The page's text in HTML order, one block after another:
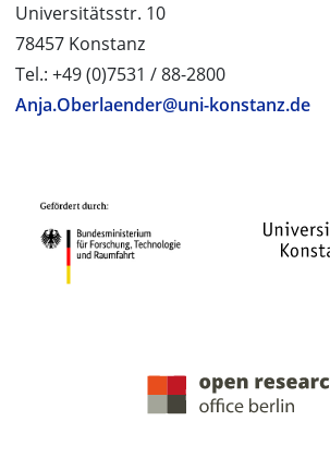
Universitätsstr. 10
78457 Konstanz
Tel.: +49 (0)7531 / 88-2800
Anja.Oberlaender@uni-konstanz.de